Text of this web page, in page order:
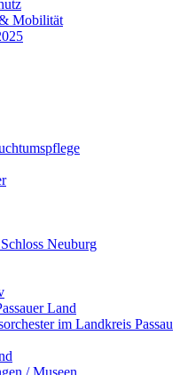
Mobilität
Neuburg
Land
im Landkreis Passau
/ Museen